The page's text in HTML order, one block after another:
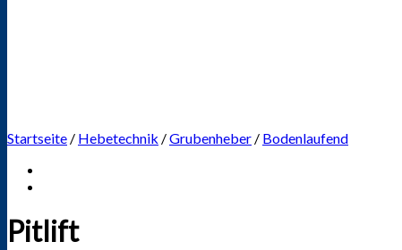
Startseite / Hebetechnik /Grubenheber / Bodenlaufend
Pitlift